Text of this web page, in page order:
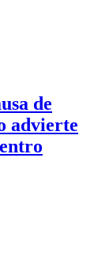
de
advierte